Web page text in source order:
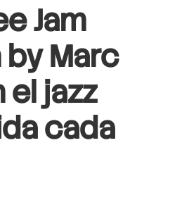
Jam
Marc
el jazz
cada